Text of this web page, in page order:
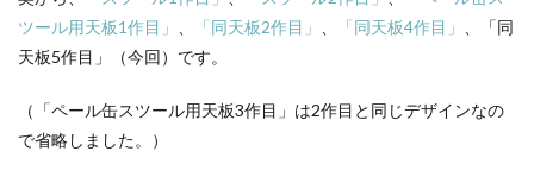
ツール用天板1作目」
「同天板2作目」 「同天板4作目」
、「同
天板5作目」（今回）です。
（「ペール缶スツール用天板3作目」は2作目と同じデザインなの
で省略しました。）